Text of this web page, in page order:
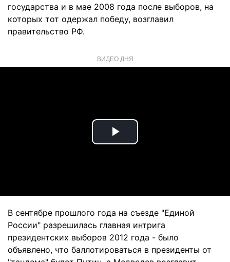
государства и в мае 2008 года после выборов, на
которых тот одержал победу, возглавил
правительство РФ.
ВИДЕО ДНЯ
Play
В сентябре прошлого года на съезде "Единой
России" разрешилась главная интрига
президентских выборов 2012 года - было
объявлено, что баллотироваться в президенты от